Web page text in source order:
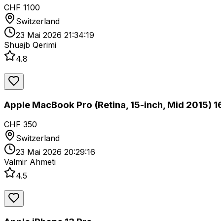
CHF 1100
Switzerland
23 Mai 2026 21:34:19
Shuajb Qerimi
4.8
Apple MacBook Pro (Retina, 15-inch, Mid 2015)
CHF 350
Switzerland
23 Mai 2026 20:29:16
Valmir Ahmeti
4.5